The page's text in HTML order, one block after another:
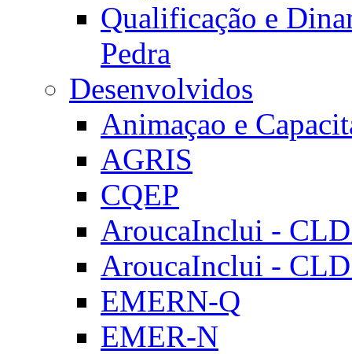
Qualificação e
Pedra
Desenvolvidos
Animaçao e
AGRIS
CQEP
AroucaInclui -
AroucaInclui -
EMERN-Q
EMER-N